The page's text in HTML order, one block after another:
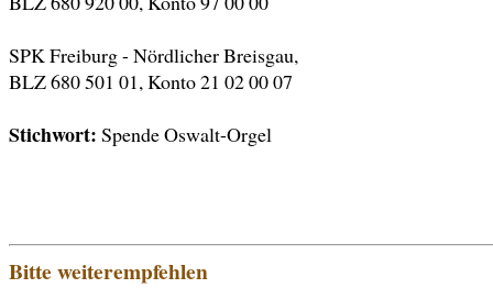
SPK Freiburg - Nördlicher Breisgau,
BLZ 680 501 01, Konto 21 02 00 07
Stichwort: Spende Oswalt-Orgel
Bitte weiterempfehlen